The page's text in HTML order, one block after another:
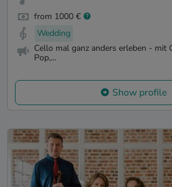
from 1000 €
Wedding
Cello mal ganz anders erleben - mit
Pop,...
Show profile